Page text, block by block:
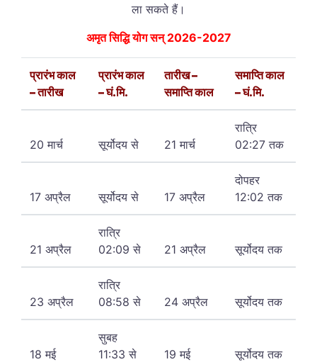
ला सकते हैं।
अमृत सिद्धि योग सन् 2026-2027
प्रारंभ काल
– तारीख
प्रारंभ काल
– घं.मि.
तारीख –
समाप्ति काल
समाप्ति काल
– घं.मि.
20 मार्च सूर्योदय से 21 मार्च
रात्रि
02:27 तक
17 अप्रैल सूर्योदय से 17 अप्रैल
दोपहर
12:02 तक
21 अप्रैल
रात्रि
02:09 से
21 अप्रैल सूर्योदय तक
23 अप्रैल
रात्रि
08:58 से
24 अप्रैल सूर्योदय तक
18 मई
सुबह
11:33 से
19 मई सूर्योदय तक